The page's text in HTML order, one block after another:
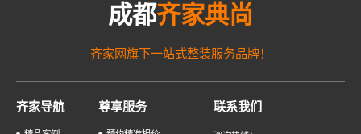
成都齐家典尚
齐家网旗下一站式整装服务品牌！
齐家导航 尊享服务 联系我们